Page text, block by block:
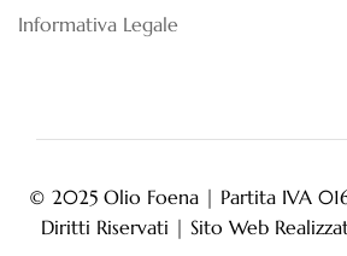
Informativa Legale
© 2025 Olio Foena | Partita IVA
Diritti Riservati | Sito Web